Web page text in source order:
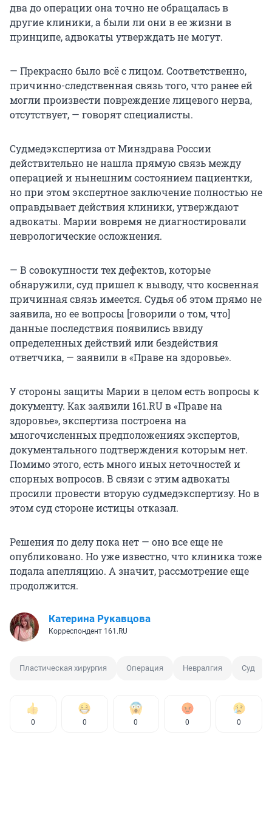
два до операции она точно не обращалась в
другие клиники, а были ли они в ее жизни в
принципе, адвокаты утверждать не могут.
— Прекрасно было всё с лицом. Соответственно,
причинно-следственная связь того, что ранее ей
могли произвести повреждение лицевого нерва,
отсутствует, — говорят специалисты.
Судмедэкспертиза от Минздрава России
действительно не нашла прямую связь между
операцией и нынешним состоянием пациентки,
но при этом экспертное заключение полностью не
оправдывает действия клиники, утверждают
адвокаты. Марии вовремя не диагностировали
неврологические осложнения.
— В совокупности тех дефектов, которые
обнаружили, суд пришел к выводу, что косвенная
причинная связь имеется. Судья об этом прямо не
заявила, но ее вопросы [говорили о том, что]
данные последствия появились ввиду
определенных действий или бездействия
ответчика, — заявили в «Праве на здоровье».
У стороны защиты Марии в целом есть вопросы к
документу. Как заявили 161.RU в «Праве на
здоровье», экспертиза построена на
многочисленных предположениях экспертов,
документального подтверждения которым нет.
Помимо этого, есть много иных неточностей и
спорных вопросов. В связи с этим адвокаты
просили провести вторую судмедэкспертизу. Но в
этом суд стороне истицы отказал.
Решения по делу пока нет — оно все еще не
опубликовано. Но уже известно, что клиника тоже
подала апелляцию. А значит, рассмотрение еще
продолжится.
Катерина Рукавцова
Корреспондент 161.RU
Пластическая хирургия Операция Невралгия Суд
0 0 0 0 0